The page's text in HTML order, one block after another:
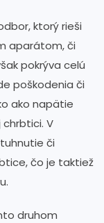
ktorý rieši
aparátom, či
pokrýva celú
poškodenia či
ako napätie
chrbtici. V
či
čo je taktiež
druhom